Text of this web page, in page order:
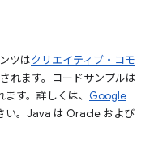
ツはクリエイティブ・コモ
れます。コードサンプルは
す。詳しくは、 Google
い。Java は Oracle および